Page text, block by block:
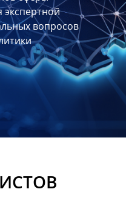
экспертной
вопросов